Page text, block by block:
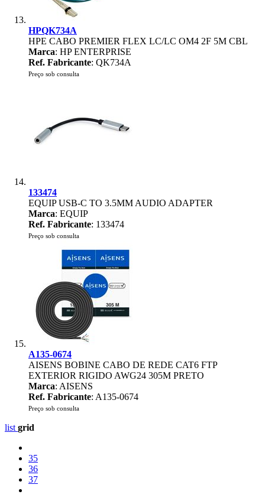
HPQK734A
HPE CABO PREMIER FLEX LC/LC OM4 2F 5M CBL
Marca: HP ENTERPRISE
Ref. Fabricante: QK734A
Preço sob consulta
133474
EQUIP USB-C TO 3.5MM AUDIO ADAPTER
Marca: EQUIP
Ref. Fabricante: 133474
Preço sob consulta
A135-0674
AISENS BOBINE CABO DE REDE CAT6 FTP
EXTERIOR RIGIDO AWG24 305M PRETO
Marca: AISENS
Ref. Fabricante: A135-0674
Preço sob consulta
list grid
35
36
37